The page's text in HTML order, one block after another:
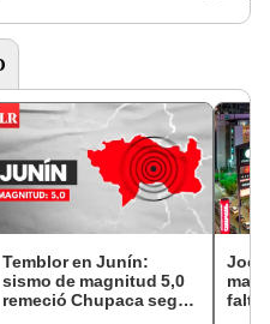
Temblor en Junín:
sismo de magnitud 5,0
remeció Chupaca según
falta